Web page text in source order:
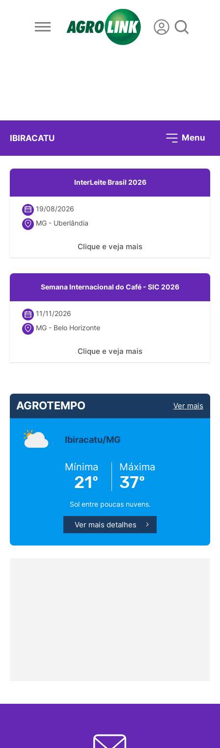
IBIRACATU Menu
InterLeite Brasil 2026
19/08/2026
MG - Uberlândia
Clique e veja mais
Semana Internacional do Café - SIC 2026
11/11/2026
MG - Belo Horizonte
Clique e veja mais
AGROTEMPO Ver mais
Ibiracatu/MG
Mínima
21º
Máxima
37º
Sol entre poucas nuvens.
Ver mais detalhes